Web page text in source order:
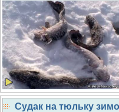
Судак на тюльку